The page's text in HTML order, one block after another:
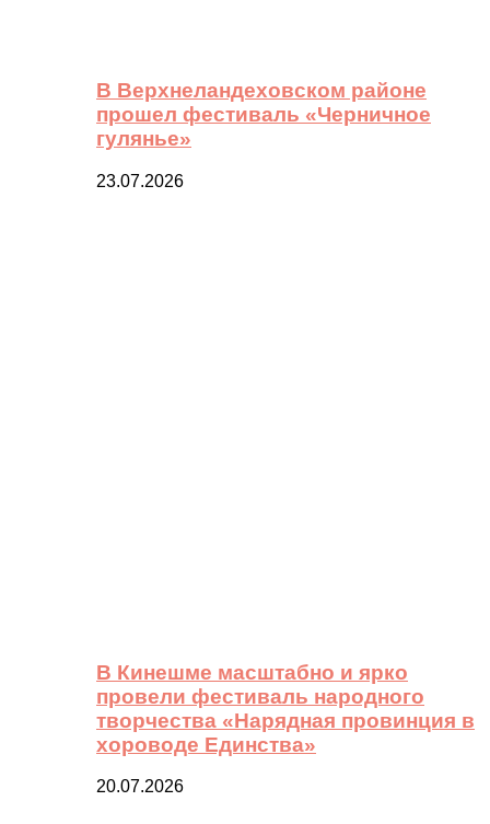
В Верхнеландеховском районе
прошел фестиваль «Черничное
гулянье»
23.07.2026
В Кинешме масштабно и ярко
провели фестиваль народного
творчества «Нарядная провинция в
хороводе Единства»
20.07.2026